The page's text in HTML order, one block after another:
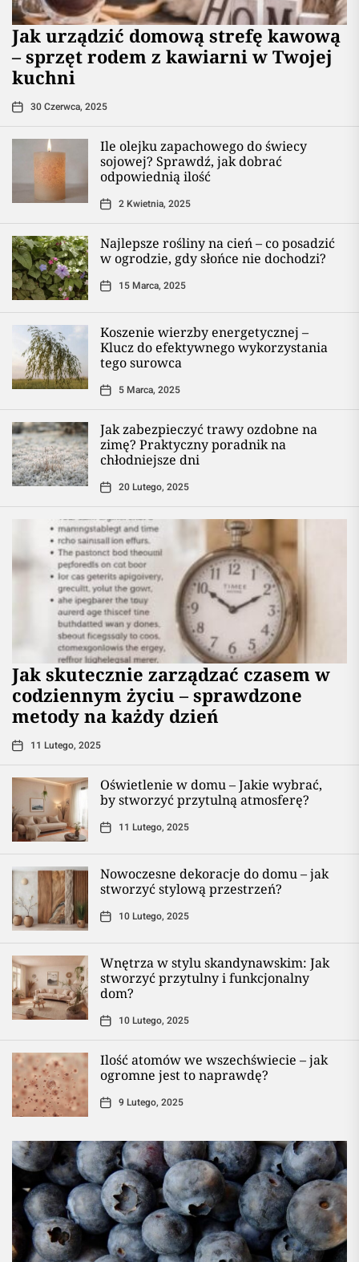
​Jak urządzić domową strefę kawową
– sprzęt rodem z kawiarni w Twojej
kuchni
30 Czerwca, 2025
Ile olejku zapachowego do świecy
sojowej? Sprawdź, jak dobrać
odpowiednią ilość
2 Kwietnia, 2025
Najlepsze rośliny na cień – co posadzić
w ogrodzie, gdy słońce nie dochodzi?
15 Marca, 2025
Koszenie wierzby energetycznej –
Klucz do efektywnego wykorzystania
tego surowca
5 Marca, 2025
Jak zabezpieczyć trawy ozdobne na
zimę? Praktyczny poradnik na
chłodniejsze dni
20 Lutego, 2025
Jak skutecznie zarządzać czasem w
codziennym życiu – sprawdzone
metody na każdy dzień
11 Lutego, 2025
Oświetlenie w domu – Jakie wybrać,
by stworzyć przytulną atmosferę?
11 Lutego, 2025
Nowoczesne dekoracje do domu – jak
stworzyć stylową przestrzeń?
10 Lutego, 2025
Wnętrza w stylu skandynawskim: Jak
stworzyć przytulny i funkcjonalny
dom?
10 Lutego, 2025
Ilość atomów we wszechświecie – jak
ogromne jest to naprawdę?
9 Lutego, 2025